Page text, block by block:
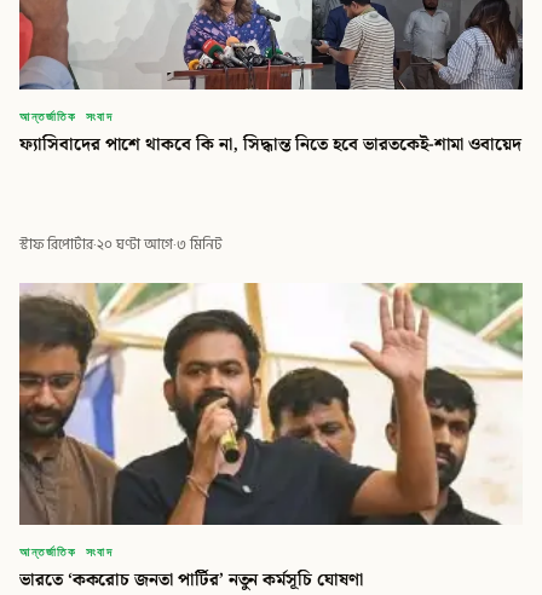
আন্তর্জাতিক সংবাদ
ফ্যাসিবাদের পাশে থাকবে কি না, সিদ্ধান্ত নিতে হবে ভারতকেই-শামা ওবায়েদ
স্টাফ রিপোর্টার·২০ ঘণ্টা আগে·৩ মিনিট
আন্তর্জাতিক সংবাদ
ভারতে ‘ককরোচ জনতা পার্টির’ নতুন কর্মসূচি ঘোষণা